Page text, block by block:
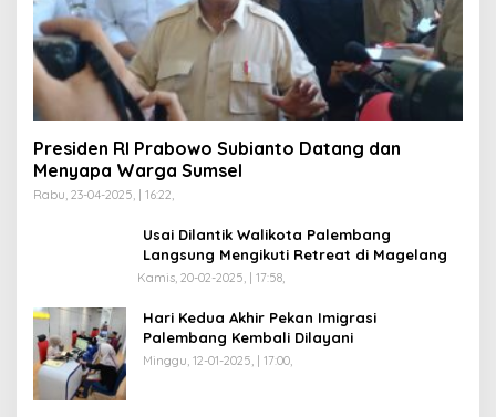
Presiden RI Prabowo Subianto Datang dan
Menyapa Warga Sumsel
Rabu, 23-04-2025, | 16:22,
Usai Dilantik Walikota Palembang
Langsung Mengikuti Retreat di Magelang
Kamis, 20-02-2025, | 17:58,
Hari Kedua Akhir Pekan Imigrasi
Palembang Kembali Dilayani
Minggu, 12-01-2025, | 17:00,